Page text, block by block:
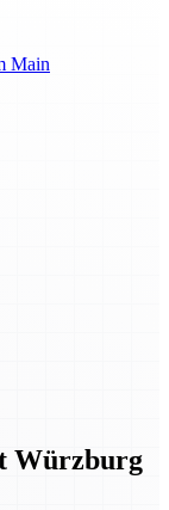
Main
Würzburg